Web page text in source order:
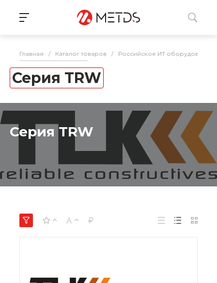
Главная / Каталог товаров / Российское ИТ оборудование
Серия TRW
Серия TRW